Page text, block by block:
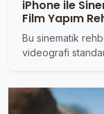
iPhone ile
Film Yapım
Bu sinematik
videografi